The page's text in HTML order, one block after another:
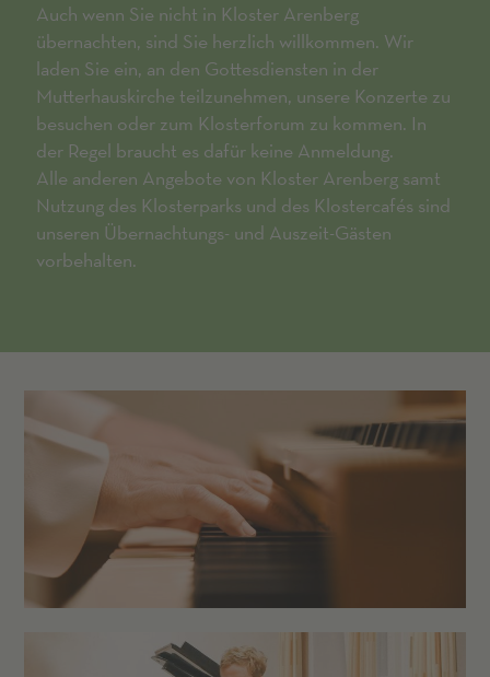
Auch wenn Sie nicht in Kloster Arenberg
übernachten, sind Sie herzlich willkommen. Wir
laden Sie ein, an den Gottesdiensten in der
Mutterhauskirche teilzunehmen, unsere Konzerte zu
besuchen oder zum Klosterforum zu kommen. In
der Regel braucht es dafür keine Anmeldung.
Alle anderen Angebote von Kloster Arenberg samt
Nutzung des Klosterparks und des Klostercafés sind
unseren Übernachtungs- und Auszeit-Gästen
vorbehalten.